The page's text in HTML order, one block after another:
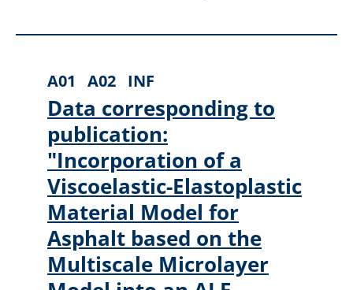
A01 A02 INF
Data corresponding to
publication:
"Incorporation of a
Viscoelastic-Elastoplastic
Material Model for
Asphalt based on the
Multiscale Microlayer